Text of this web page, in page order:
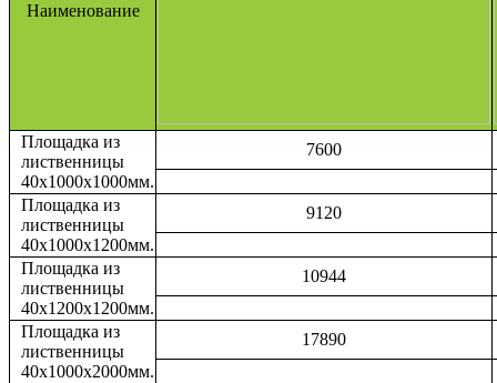
Наименование
Площадка из
лиственницы
40х1000х1000мм.
7600
Площадка из
лиственницы
40х1000х1200мм.
9120
Площадка из
лиственницы
40х1200х1200мм.
10944
Площадка из
лиственницы
40х1000х2000мм.
17890